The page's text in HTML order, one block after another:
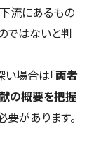
流にあるもの
ではないと判
場合は「両者
の概要を把握
があります。